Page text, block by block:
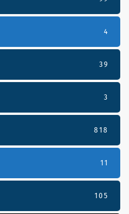
4
39
3
818
11
105